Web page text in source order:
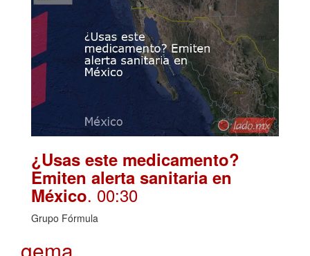
¿Usas este medicamento?
Emiten alerta sanitaria en
México. 00:30
Grupo Fórmula